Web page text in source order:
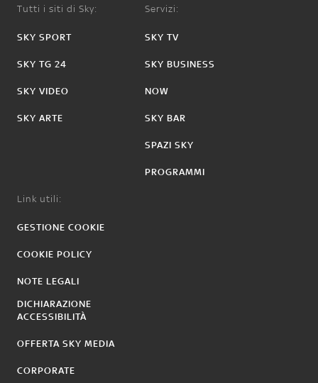
Tutti i siti di Sky:
SKY SPORT
SKY TG 24
SKY VIDEO
SKY ARTE
Servizi:
SKY TV
SKY BUSINESS
NOW
SKY BAR
SPAZI SKY
PROGRAMMI
Link utili:
GESTIONE COOKIE
COOKIE POLICY
NOTE LEGALI
DICHIARAZIONE
ACCESSIBILITÀ
OFFERTA SKY MEDIA
CORPORATE